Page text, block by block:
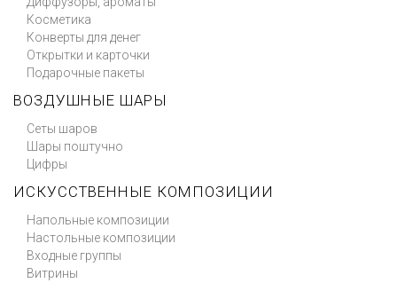
Косметика
Конверты для денег
Открытки и карточки
Подарочные пакеты
ВОЗДУШНЫЕ ШАРЫ
Сеты шаров
Шары поштучно
Цифры
ИСКУССТВЕННЫЕ КОМПОЗИЦИИ
Напольные композиции
Настольные композиции
Входные группы
Витрины